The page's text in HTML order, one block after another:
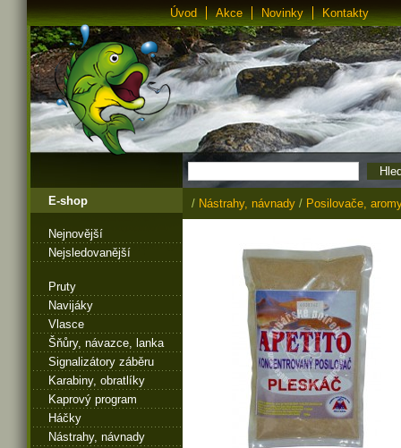
Úvod Akce Novinky Kontakty
E-shop
Nejnovější
Nejsledovanější
Pruty
Navijáky
Vlasce
Šňůry, návazce, lanka
Signalizátory záběru
Karabiny, obratlíky
Kaprový program
Háčky
Nástrahy, návnady
/ Nástrahy, návnady / Posilovače,